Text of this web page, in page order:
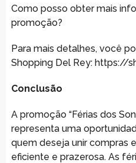
Como posso obter mais
promoção?
Para mais detalhes, você
Shopping Del Rey: https://
Conclusão
A promoção “Férias dos
representa uma
quem deseja unir compras
eficiente e prazerosa. As